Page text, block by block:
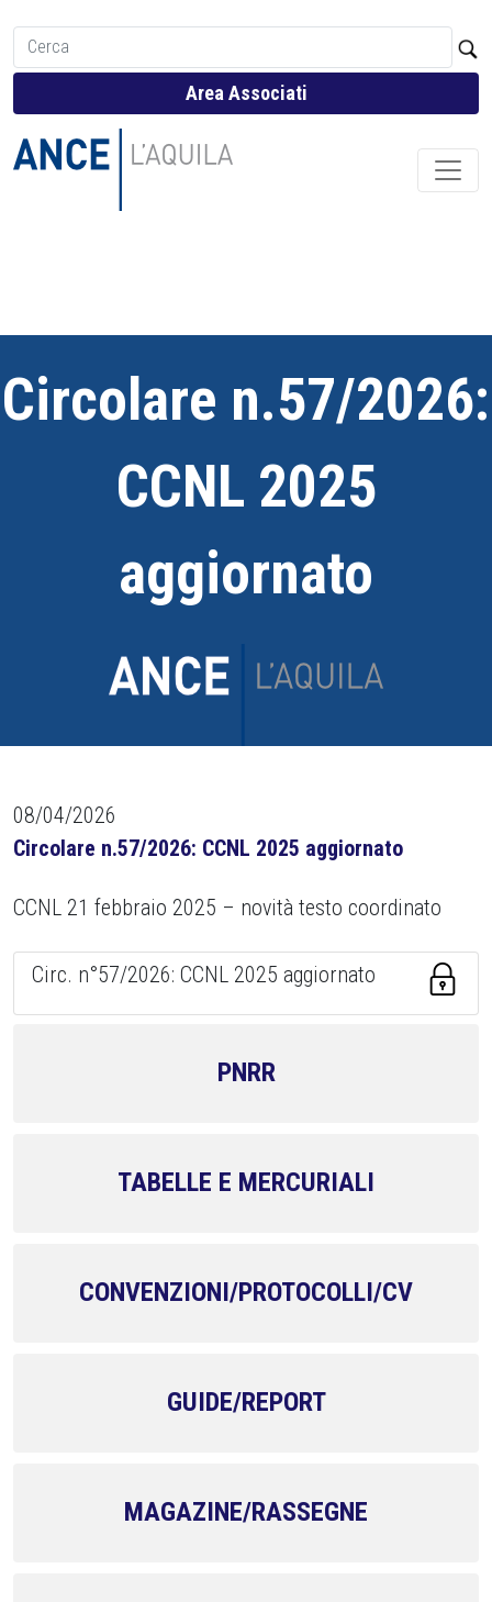
Area Associati
Circolare n.57/2026:
CCNL 2025
aggiornato
08/04/2026
Circolare n.57/2026: CCNL 2025 aggiornato
CCNL 21 febbraio 2025 – novità testo coordinato
Circ. n°57/2026: CCNL 2025 aggiornato
PNRR
TABELLE E MERCURIALI
CONVENZIONI/PROTOCOLLI/CV
GUIDE/REPORT
MAGAZINE/RASSEGNE